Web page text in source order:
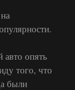
авто опять
того, что
были